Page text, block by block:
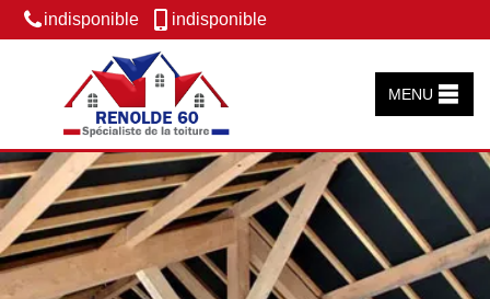
indisponible indisponible
MENU